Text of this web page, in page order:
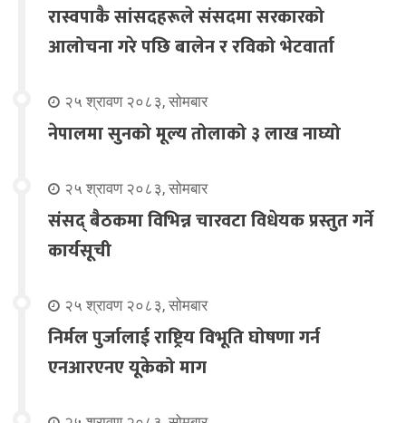
रास्वपाकै सांसदहरूले संसदमा सरकारको
आलोचना गरे पछि बालेन र रविको भेटवार्ता
२५ श्रावण २०८३, सोमबार
नेपालमा सुनको मूल्य तोलाको ३ लाख नाघ्यो
२५ श्रावण २०८३, सोमबार
संसद् बैठकमा विभिन्न चारवटा विधेयक प्रस्तुत गर्ने
कार्यसूची
२५ श्रावण २०८३, सोमबार
निर्मल पुर्जालाई राष्ट्रिय विभूति घोषणा गर्न
एनआरएनए यूकेको माग